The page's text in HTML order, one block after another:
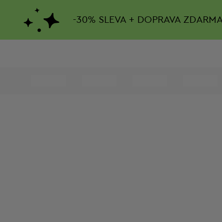
-30% SLEVA + DOPRAVA ZDARMA